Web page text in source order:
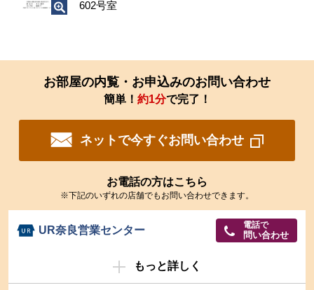
602号室
お部屋の内覧・お申込みのお問い合わせ
簡単！ 約1分で完了！
ネットで今すぐお問い合わせ
お電話の方はこちら
※下記のいずれの店舗でもお問い合わせできます。
UR奈良営業センター 電話で
問い合わせ
もっと詳しく